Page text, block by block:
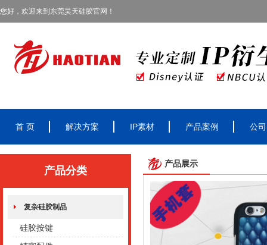
您好，欢迎来到东莞昊天硅胶官网！
首 页 解决方案 IP素材 产品案例 公
产品分类
复杂硅胶制品
硅胶按键
产品展示